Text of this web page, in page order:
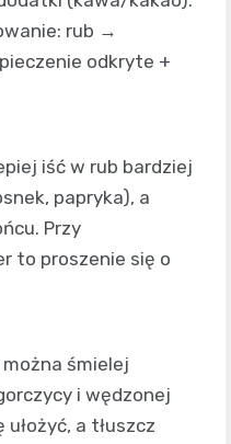
rub →
odkryte +
iść w rub bardziej
papryka), a
Przy
to proszenie się o
można śmielej
i wędzonej
a tłuszcz